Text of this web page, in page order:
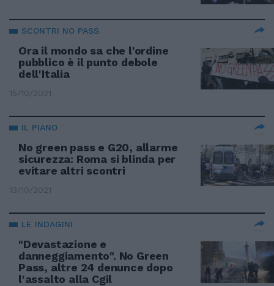
SCONTRI NO PASS
Ora il mondo sa che l'ordine
pubblico è il punto debole
dell'Italia
15/10/2021
IL PIANO
No green pass e G20, allarme
sicurezza: Roma si blinda per
evitare altri scontri
13/10/2021
LE INDAGINI
"Devastazione e
danneggiamento". No Green
Pass, altre 24 denunce dopo
l'assalto alla Cgil